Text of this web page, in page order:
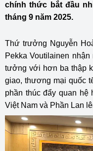
chính thức bắt đầu
tháng 9 năm 2025.
Thứ trưởng Nguyễn
Pekka Voutilainen
tưởng với hơn ba thập
giao, thương mại quốc
phần thúc đẩy quan
Việt Nam và Phần Lan